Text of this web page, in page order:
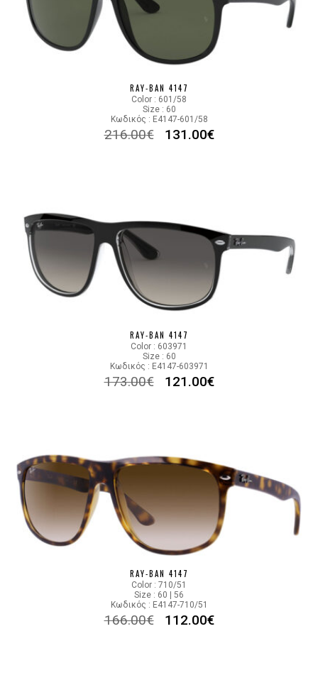
RAY-BAN 4147
Color : 601/58
Size : 60
Κωδικός : E4147-601/58
216.00€ 131.00€
RAY-BAN 4147
Color : 603971
Size : 60
Κωδικός : E4147-603971
173.00€ 121.00€
RAY-BAN 4147
Color : 710/51
Size : 60 | 56
Κωδικός : E4147-710/51
166.00€ 112.00€